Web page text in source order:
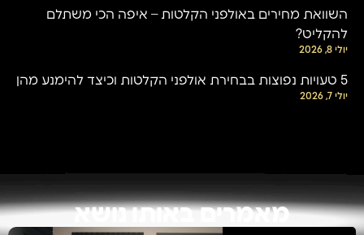
השוואת מחירים באולפני הקלטות – איפה הכי משתלם
להקליט?
יולי 8, 2026
5 טעויות נפוצות בבחירת אולפני הקלטות וכיצד להימנע מהן
יולי 7, 2026
מאמרים באותו נושא